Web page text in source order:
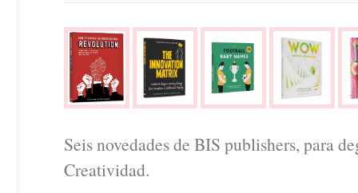
Seis novedades de BIS publishers, para
Creatividad.